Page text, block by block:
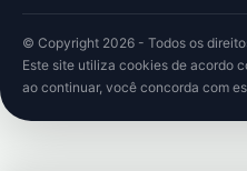
© Copyright 2026 - Todos os
Este site utiliza cookies de acordo
ao continuar, você concorda com